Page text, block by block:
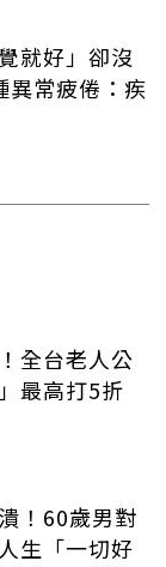
就好」卻沒
常疲倦：疾
全台老人公
最高打5折
！60歲男對
生「一切好